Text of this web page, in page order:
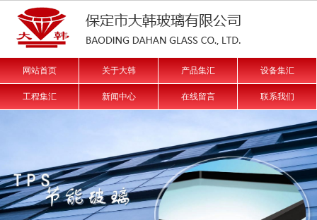
网站首页 关于大韩 产品集汇 设备集汇
工程集汇 新闻中心 在线留言 联系我们